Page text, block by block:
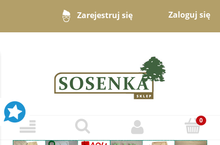
Zarejestruj się Zaloguj się